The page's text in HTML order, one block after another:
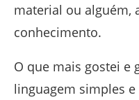
material ou alguém,
conhecimento.
O que mais gostei e
linguagem simples